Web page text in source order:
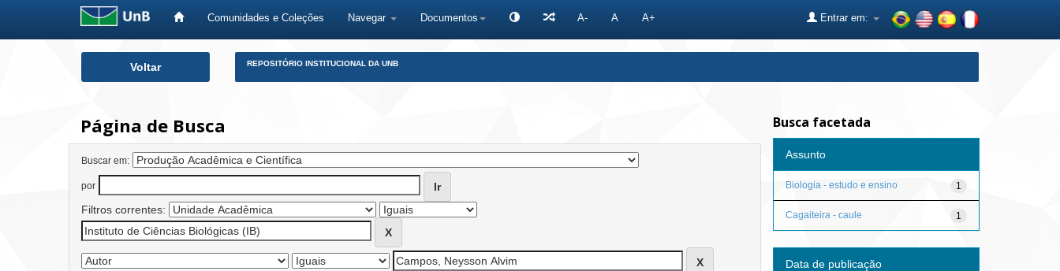
Comunidades e Coleções Navegar Documentos A- A A+ Entrar em:
Voltar REPOSITÓRIO INSTITUCIONAL DA UNB
Página de Busca
Buscar em:
por
Filtros correntes:
Busca facetada
Assunto
1
Biologia - estudo e ensino
1
Cagaiteira - caule
Data de publicação